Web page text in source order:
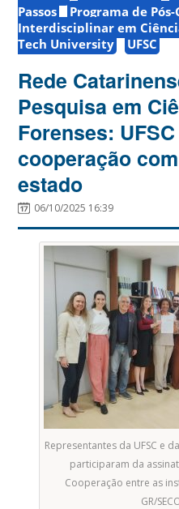
Passos
Programa de
Interdisciplinar em
Tech University
UFSC
Rede
Pesquisa em
Forenses:
cooperação
estado
06/10/2025 16:39
Representantes da UFSC e
participaram da
Cooperação entre as
GR/